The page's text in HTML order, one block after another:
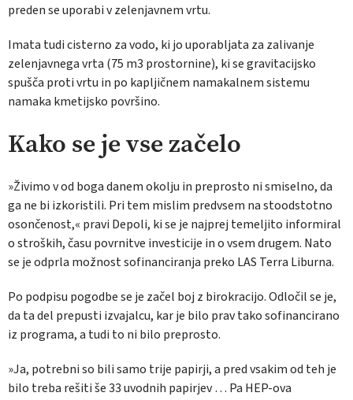
preden se uporabi v zelenjavnem vrtu.
Imata tudi cisterno za vodo, ki jo uporabljata za zalivanje
zelenjavnega vrta (75 m3 prostornine), ki se gravitacijsko
spušča proti vrtu in po kapljičnem namakalnem sistemu
namaka kmetijsko površino.
Kako se je vse začelo
»Živimo v od boga danem okolju in preprosto ni smiselno, da
ga ne bi izkoristili. Pri tem mislim predvsem na stoodstotno
osončenost,« pravi Depoli, ki se je najprej temeljito informiral
o stroških, času povrnitve investicije in o vsem drugem. Nato
se je odprla možnost sofinanciranja preko LAS Terra Liburna.
Po podpisu pogodbe se je začel boj z birokracijo. Odločil se je,
da ta del prepusti izvajalcu, kar je bilo prav tako sofinancirano
iz programa, a tudi to ni bilo preprosto.
»Ja, potrebni so bili samo trije papirji, a pred vsakim od teh je
bilo treba rešiti še 33 uvodnih papirjev … Pa HEP-ova